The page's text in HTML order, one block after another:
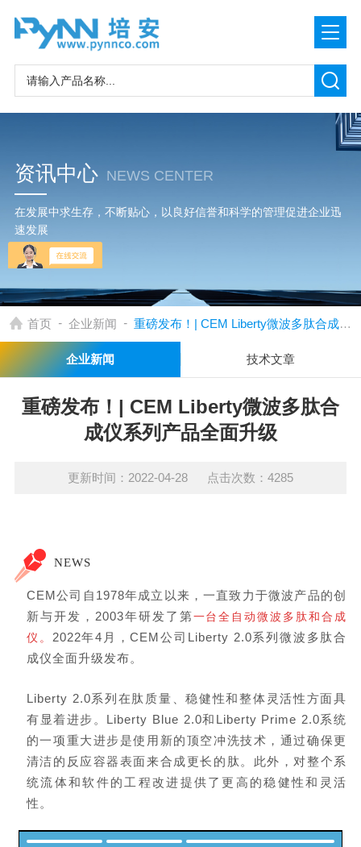
资讯中心 NEWS CENTER
在发展中求生存，不断贴心，以良好信誉和科学的管理促进企业迅
速发展
首页 - 企业新闻 - 重磅发布！| CEM Liberty微波多肽合成仪系列产品全面升级
企业新闻 技术文章
重磅发布！| CEM Liberty微波多肽合
成仪系列产品全面升级
更新时间：2022-04-28 点击次数：4285
NEWS
CEM公司自1978年成立以来，一直致力于微波产品的创
新与开发，2003年研发了第一台全自动微波多肽和合成
仪。 2022年4月，CEM公司Liberty 2.0系列微波多肽合
成仪全面升级发布。
Liberty 2.0系列在肽质量、稳健性和整体灵活性方面具
有显着进步。Liberty Blue 2.0和Liberty Prime 2.0系统
的一项重大进步是使用新的顶空冲洗技术，通过确保更
清洁的反应容器表面来合成更长的肽。此外，对整个系
统流体和软件的工程改进提供了更高的稳健性和灵活
性。